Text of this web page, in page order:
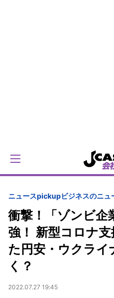
ニュースpickupビジネスのニュ
衝撃！「ゾンビ企
強！ 新型コロナ
た円安・ウクライ
く？
2022.07.27 19:45